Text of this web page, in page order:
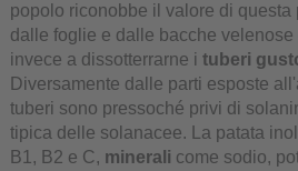
popolo riconobbe il valore di questa
dalle foglie e dalle bacche
invece a dissotterrarne i tuberi
Diversamente dalle parti esposte
tuberi sono pressoché privi di
tipica delle solanacee. La patata
B1, B2 e C, minerali come sodio,